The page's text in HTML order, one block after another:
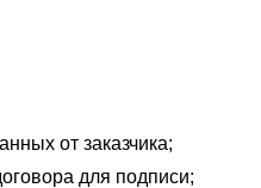
от заказчика;
для подписи;